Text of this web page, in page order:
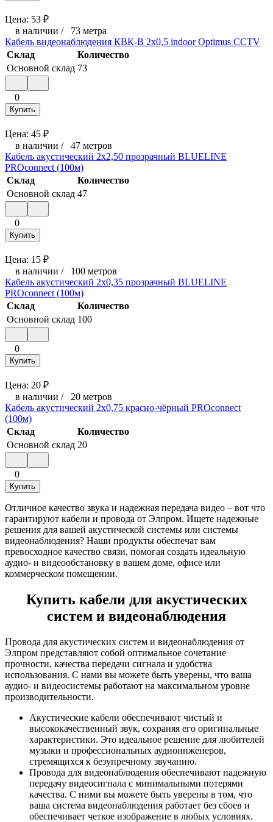
Цена: 53 ₽
в наличии / 73 метра
Кабель видеонаблюдения КВК-В 2х0,5 indoor Optimus CCTV
Склад
Количество
Основной склад 73
0
Купить
Цена: 45 ₽
в наличии / 47 метров
Кабель акустический 2х2,50 прозрачный BLUELINE
PROconnect (100м)
Склад
Количество
Основной склад 47
0
Купить
Цена: 15 ₽
в наличии / 100 метров
Кабель акустический 2х0,35 прозрачный BLUELINE
PROconnect (100м)
Склад
Количество
Основной склад 100
0
Купить
Цена: 20 ₽
в наличии / 20 метров
Кабель акустический 2х0,75 красно-чёрный PROconnect
(100м)
Склад
Количество
Основной склад 20
0
Купить
Отличное качество звука и надежная передача видео – вот что
гарантируют кабели и провода от Элпром. Ищете надежные
решения для вашей акустической системы или системы
видеонаблюдения? Наши продукты обеспечат вам
превосходное качество связи, помогая создать идеальную
аудио- и видеообстановку в вашем доме, офисе или
коммерческом помещении.
Купить кабели для акустических
систем и видеонаблюдения
Провода для акустических систем и видеонаблюдения от
Элпром представляют собой оптимальное сочетание
прочности, качества передачи сигнала и удобства
использования. С нами вы можете быть уверены, что ваша
аудио- и видеосистемы работают на максимальном уровне
производительности.
Акустические кабели обеспечивают чистый и
высококачественный звук, сохраняя его оригинальные
характеристики. Это идеальное решение для любителей
музыки и профессиональных аудиоинженеров,
стремящихся к безупречному звучанию.
Провода для видеонаблюдения обеспечивают надежную
передачу видеосигнала с минимальными потерями
качества. С ними вы можете быть уверены в том, что
ваша система видеонаблюдения работает без сбоев и
обеспечивает четкое изображение в любых условиях.